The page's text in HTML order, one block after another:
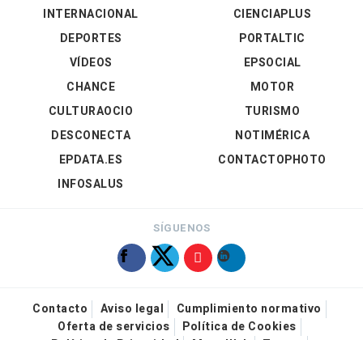
INTERNACIONAL
DEPORTES
VÍDEOS
CIENCIAPLUS
PORTALTIC
EPSOCIAL
CHANCE
CULTURAOCIO
DESCONECTA
EPDATA.ES
INFOSALUS
MOTOR
TURISMO
NOTIMÉRICA
CONTACTOPHOTO
SÍGUENOS
Contacto Aviso legal
Cumplimiento normativo
Oferta de servicios
Política de Cookies